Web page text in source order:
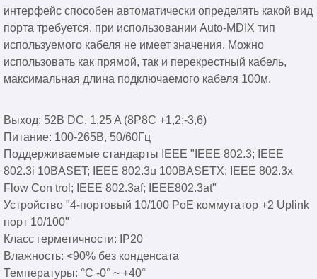
интерфейс способен автоматически определять какой вид
порта требуется, при использовании Auto-MDIX тип
используемого кабеля не имеет значения. Можно
использовать как прямой, так и перекрестный кабель,
максимальная длина подключаемого кабеля 100м.
Выход: 52В DC, 1,25 A (8P8C +1,2;-3,6)
Питание: 100-265В, 50/60Гц
Поддерживаемые стандарты IEEE "IEEE 802.3; IEEE
802.3i 10BASET; IEEE 802.3u 100BASETX; IEEE 802.3x
Flow Con trol; IEEE 802.3af; IEEE802.3at"
Устройство "4-портовый 10/100 PoE коммутатор +2 Uplink
порт 10/100"
Класс герметичности: IP20
Влажность: <90% без конденсата
Температуры: °С -0° ~ +40°